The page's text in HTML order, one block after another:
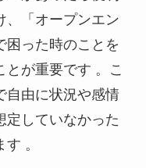
、「オープンエン
困った時のことを
とが重要です 。こ
自由に状況や感情
定していなかった
。